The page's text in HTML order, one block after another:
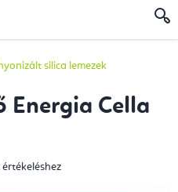
silica lemezek
Energia Cella
értékeléshez